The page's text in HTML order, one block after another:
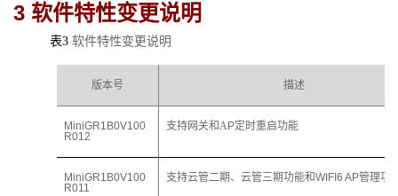
3 软件特性变更说明
表3 软件特性变更说明
版本号 描述
MiniGR1B0V100
R012
支持网关和AP定时重启功能
MiniGR1B0V100
R011
支持云管二期、云管三期功能和WIFI6 AP管理功